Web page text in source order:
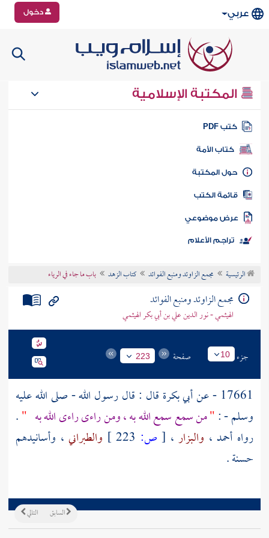
عربي دخول
المكتبة الإسلامية
كتب PDF
كتاب الأمة
المكتبة
الكتب
موضوعي
تراجم الأعلام
الرئيسية مجمع الزاوئد ومنبع الفوائد كتاب الزهد باب ما جاء في الرياء
مجمع الزاوئد ومنبع الفوائد
الهيثمي - نور الدين علي بن أبي بكر الهيثمي
جزء 10 صفحة 223
17661 - عن أبي بكرة قال : قال رسول الله - صلى الله عليه
وسلم - :"من سمع سمع الله به ، ومن راءى راءى الله به "
.
رواه أحمد ، والبزار ، [ ص: والطبراني ، وأسانيدهم
حسنة .
التالي السابق